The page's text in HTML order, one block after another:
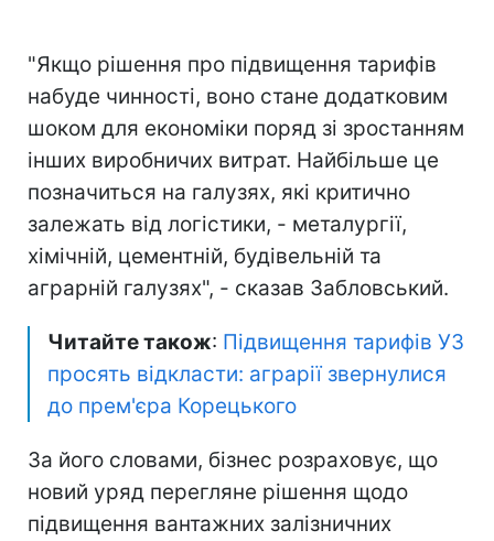
"Якщо рішення про підвищення тарифів
набуде чинності, воно стане додатковим
шоком для економіки поряд зі зростанням
інших виробничих витрат. Найбільше це
позначиться на галузях, які критично
залежать від логістики, - металургії,
хімічній, цементній, будівельній та
аграрній галузях", - сказав Забловський.
Читайте також: Підвищення тарифів УЗ
просять відкласти: аграрії звернулися
до прем'єра Корецького
За його словами, бізнес розраховує, що
новий уряд перегляне рішення щодо
підвищення вантажних залізничних